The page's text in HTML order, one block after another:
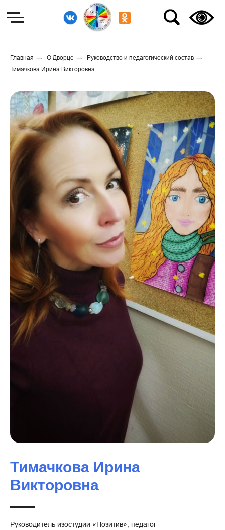
Главная → О Дворце → Руководство и педагогический состав →
Тимачкова Ирина Викторовна
Тимачкова Ирина
Викторовна
Руководитель изостудии «Позитив», педагог